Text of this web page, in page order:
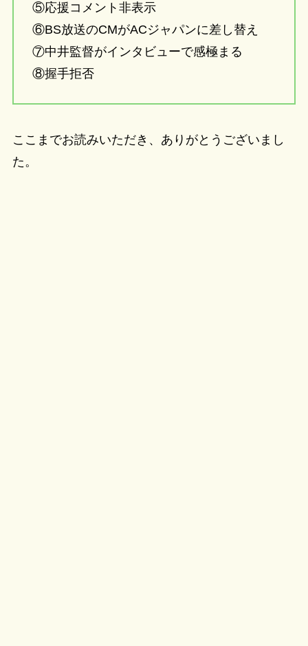
⑤応援コメント非表示
⑥BS放送のCMがACジャパンに差し替え
⑦中井監督がインタビューで感極まる
⑧握手拒否
ここまでお読みいただき、ありがとうございまし
た。